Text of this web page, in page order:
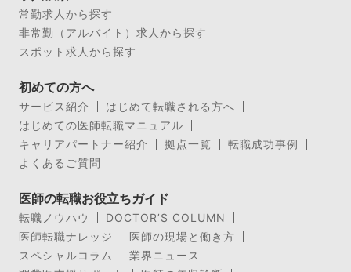
常勤求人から探す
非常勤（アルバイト）求人から探す
スポット求人から探す
初めての方へ
サービス紹介
はじめて転職される方へ
はじめての医師転職マニュアル
キャリアパートナー紹介
拠点一覧
転職成功事例
よくあるご質問
医師の転職お役立ちガイド
転職ノウハウ
DOCTOR’S COLUMN
医師転職ナレッジ
医師の現場と働き方
スペシャルコラム
業界ニュース